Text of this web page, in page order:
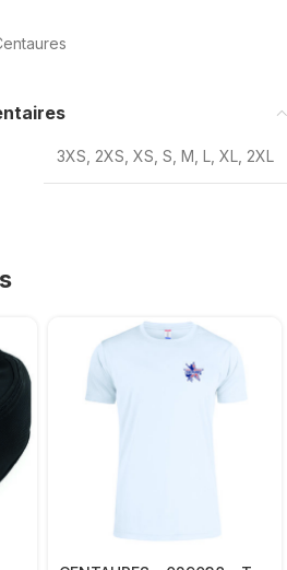
3XS 2XS XS S M L XL 2XL